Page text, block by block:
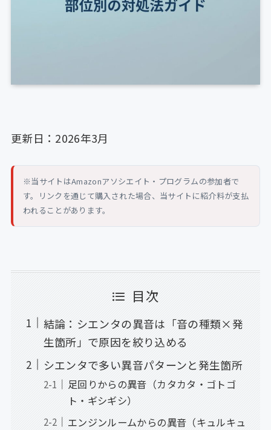
更新日：2026年3月
※当サイトはAmazonアソシエイト・プログラムの参加者で
す。リンクを通じて購入された場合、当サイトに紹介料が支払
われることがあります。
目次
結論：シエンタの異音は「音の種類×発
生箇所」で原因を絞り込める
シエンタで多い異音パターンと発生箇所
足回りからの異音（カタカタ・ゴトゴ
ト・ギシギシ）
エンジンルームからの異音（キュルキュ